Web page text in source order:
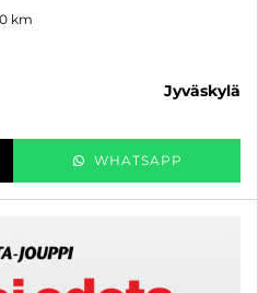
km
jyväskylä
WHATSAPP